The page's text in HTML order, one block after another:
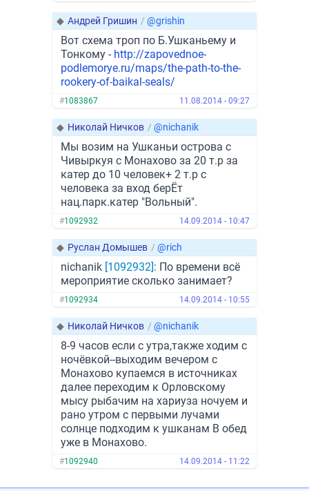
◆ Андрей Гришин / @grishin
Вот схема троп по Б.Ушканьему и
Тонкому - http://zapovednoe-
podlemorye.ru/maps/the-path-to-the-
rookery-of-baikal-seals/
#1083867 11.08.2014 - 09:27
◆ Николай Ничков / @nichanik
Мы возим на Ушканьи острова с
Чивыркуя с Монахово за 20 т.р за
катер до 10 человек+ 2 т.р с
человека за вход берЁт
нац.парк.катер "Вольный".
#1092932 14.09.2014 - 10:47
◆ Руслан Домышев / @rich
nichanik [1092932]: По времени всё
мероприятие сколько занимает?
#1092934 14.09.2014 - 10:55
◆ Николай Ничков / @nichanik
8-9 часов если с утра,также ходим с
ночёвкой--выходим вечером с
Монахово купаемся в источниках
далее переходим к Орловскому
мысу рыбачим на хариуза ночуем и
рано утром с первыми лучами
солнце подходим к ушканам В обед
уже в Монахово.
#1092940 14.09.2014 - 11:22